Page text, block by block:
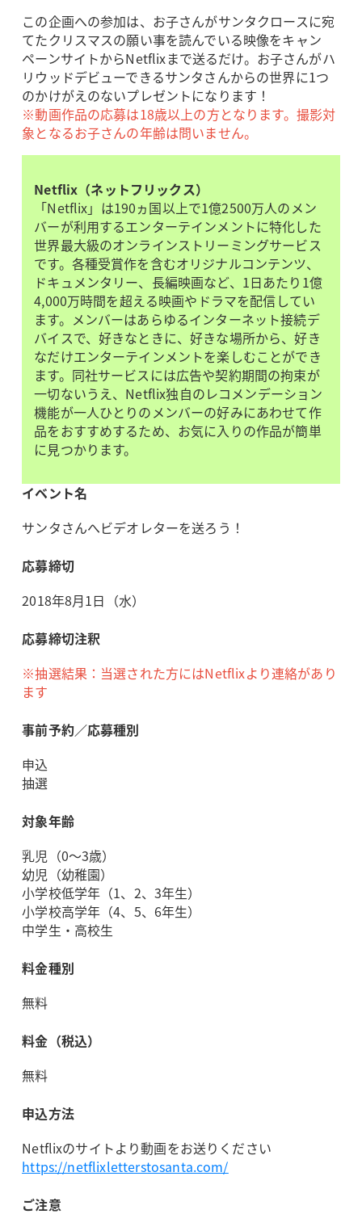
この企画への参加は、お子さんがサンタクロースに宛
てたクリスマスの願い事を読んでいる映像をキャン
ペーンサイトからNetflixまで送るだけ。お子さんがハ
リウッドデビューできるサンタさんからの世界に1つ
のかけがえのないプレゼントになります！
※動画作品の応募は18歳以上の方となります。撮影対
象となるお子さんの年齢は問いません。
Netflix（ネットフリックス）
「Netflix」は190ヵ国以上で1億2500万人のメン
バーが利用するエンターテインメントに特化した
世界最大級のオンラインストリーミングサービス
です。各種受賞作を含むオリジナルコンテンツ、
ドキュメンタリー、長編映画など、1日あたり1億
4,000万時間を超える映画やドラマを配信してい
ます。メンバーはあらゆるインターネット接続デ
バイスで、好きなときに、好きな場所から、好き
なだけエンターテインメントを楽しむことができ
ます。同社サービスには広告や契約期間の拘束が
一切ないうえ、Netflix独自のレコメンデーション
機能が一人ひとりのメンバーの好みにあわせて作
品をおすすめするため、お気に入りの作品が簡単
に見つかります。
イベント名
サンタさんへビデオレターを送ろう！
応募締切
2018年8月1日（水）
応募締切注釈
※抽選結果：当選された方にはNetflixより連絡があり
ます
事前予約／応募種別
申込
抽選
対象年齢
乳児（0～3歳）
幼児（幼稚園）
小学校低学年（1、2、3年生）
小学校高学年（4、5、6年生）
中学生・高校生
料金種別
無料
料金（税込）
無料
申込方法
Netflixのサイトより動画をお送りください
https://netflixletterstosanta.com/
ご注意